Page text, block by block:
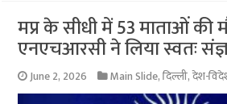
मप्र के सीधी में 53 माताओं की
एनएचआरसी ने लिया स्वतः
June 2, 2026 Main Slide,दिल्ली,देश-